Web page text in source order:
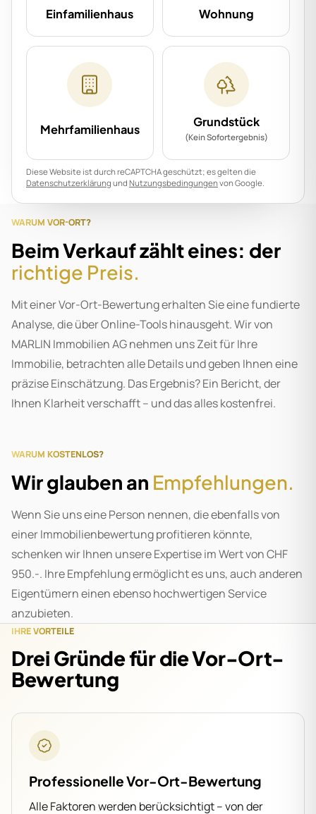
Einfamilienhaus Wohnung
Mehrfamilienhaus
Grundstück
(Kein Sofortergebnis)
Diese Website ist durch reCAPTCHA geschützt; es gelten die
Datenschutzerklärung und Nutzungsbedingungenvon Google.
WARUM VOR-ORT?
Beim Verkauf zählt eines: der
richtige Preis.
Mit einer Vor-Ort-Bewertung erhalten Sie eine fundierte
Analyse, die über Online-Tools hinausgeht. Wir von
MARLIN Immobilien AG nehmen uns Zeit für Ihre
Immobilie, betrachten alle Details und geben Ihnen eine
präzise Einschätzung. Das Ergebnis? Ein Bericht, der
Ihnen Klarheit verschafft – und das alles kostenfrei.
WARUM KOSTENLOS?
Wir glauben an Empfehlungen.
Wenn Sie uns eine Person nennen, die ebenfalls von
einer Immobilienbewertung profitieren könnte,
schenken wir Ihnen unsere Expertise im Wert von CHF
950.-. Ihre Empfehlung ermöglicht es uns, auch anderen
Eigentümern einen ebenso hochwertigen Service
anzubieten.
IHRE VORTEILE
Drei Gründe für die Vor-Ort-
Bewertung
Professionelle Vor-Ort-Bewertung
Alle Faktoren werden berücksichtigt – von der